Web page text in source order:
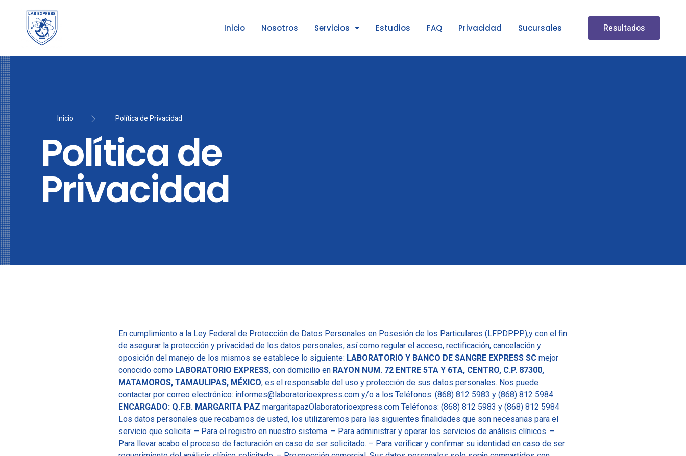
Inicio Nosotros Servicios Estudios FAQ Privacidad Sucursales Resultados
Inicio Política de Privacidad
Política de
Privacidad
En cumplimiento a la Ley Federal de Protección de Datos Personales en Posesión de los Particulares (LFPDPPP),y con el fin
de asegurar la protección y privacidad de los datos personales, así como regular el acceso, rectificación, cancelación y
oposición del manejo de los mismos se establece lo siguiente: LABORATORIO Y BANCO DE SANGRE EXPRESS SC mejor
conocido como LABORATORIO EXPRESS, con domicilio en RAYON NUM. 72 ENTRE 5TA Y 6TA, CENTRO, C.P. 87300,
MATAMOROS, TAMAULIPAS, MÉXICO, es el responsable del uso y protección de sus datos personales. Nos puede
contactar por correo electrónico: informes@laboratorioexpress.com y/o a los Teléfonos: (868) 812 5983 y (868) 812 5984
ENCARGADO: Q.F.B. MARGARITA PAZ margaritapazOlaboratorioexpress.com Teléfonos: (868) 812 5983 y (868) 812 5984
Los datos personales que recabamos de usted, los utilizaremos para las siguientes finalidades que son necesarias para el
servicio que solicita: – Para el registro en nuestro sistema. – Para administrar y operar los servicios de análisis clínicos. –
Para llevar acabo el proceso de facturación en caso de ser solicitado. – Para verificar y confirmar su identidad en caso de ser